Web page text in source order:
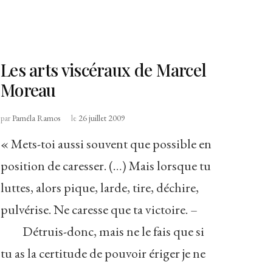
Les arts viscéraux de Marcel
Moreau
parPaméla Ramos le 26 juillet 2009
« Mets-toi aussi souvent que possible en
position de caresser. (…) Mais lorsque tu
luttes, alors pique, larde, tire, déchire,
pulvérise. Ne caresse que ta victoire. –
Détruis-donc, mais ne le fais que si
tu as la certitude de pouvoir ériger je ne